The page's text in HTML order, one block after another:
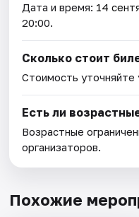
Дата и время: 14
20:00.
Сколько стоит
Стоимость уточняйте
Есть ли
Возрастные
организаторов.
Похожие